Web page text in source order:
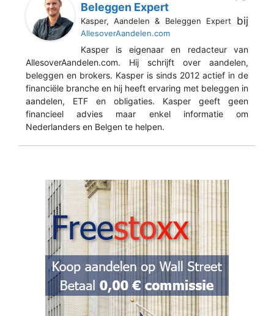
Beleggen Expert
Kasper, Aandelen & Beleggen Expert bij
AllesoverAandelen.com
Kasper is eigenaar en redacteur van
AllesoverAandelen.com. Hij schrijft over aandelen,
beleggen en brokers. Kasper is sinds 2012 actief in de
financiële branche en hij heeft ervaring met beleggen in
aandelen, ETF en obligaties. Kasper geeft geen
financieel advies maar enkel informatie om
Nederlanders en Belgen te helpen.